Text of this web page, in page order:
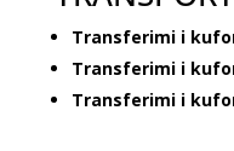
Transferimi i
Transferimi i
Transferimi i